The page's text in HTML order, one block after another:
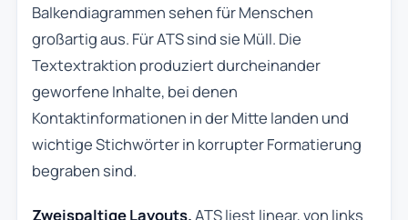
Balkendiagrammen sehen für Menschen
großartig aus. Für ATS sind sie Müll. Die
Textextraktion produziert durcheinander
geworfene Inhalte, bei denen
Kontaktinformationen in der Mitte landen und
wichtige Stichwörter in korrupter Formatierung
begraben sind.
Zweispaltige Layouts.ATS liest linear, von links